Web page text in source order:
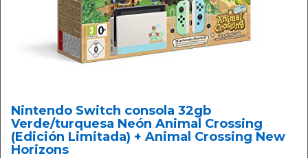
Nintendo Switch consola 32gb
Verde/turquesa Neón Animal Crossing
(Edición Limitada) + Animal Crossing New
Horizons